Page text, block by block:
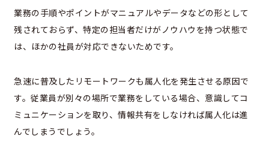
業務の手順やポイントがマニュアルやデータなどの形として
残されておらず、特定の担当者だけがノウハウを持つ状態で
は、ほかの社員が対応できないためです。
急速に普及したリモートワークも属人化を発生させる原因で
す。従業員が別々の場所で業務をしている場合、意識してコ
ミュニケーションを取り、情報共有をしなければ属人化は進
んでしまうでしょう。